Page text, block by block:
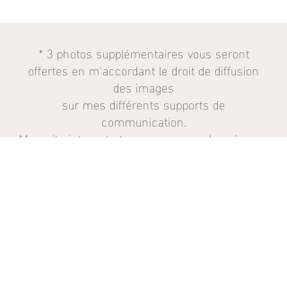
* 3 photos supplémentaires vous seront
offertes en m'accordant le droit de diffusion
des images
sur mes différents supports de
communication.
Mon site internet et mes pages sur les réseaux